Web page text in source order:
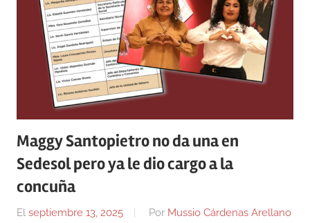
Maggy Santopietro no da una en
Sedesol pero ya le dio cargo a la
concuña
El septiembre 13, 2025 Por Mussio Cárdenas Arellano